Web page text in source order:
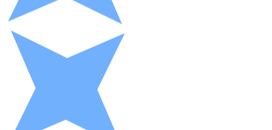
XRP
Efectivo
Compra criptomonedas con efectivo en tu tienda más